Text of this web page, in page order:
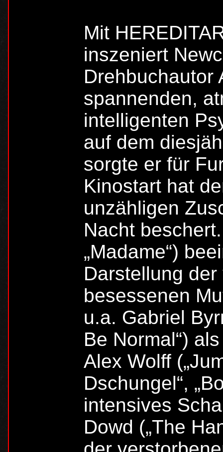
Mit
inszeniert
Drehbuchautor
spannenden,
intelligenten
auf dem
sorgte er für
Kinostart hat
unzähligen
Nacht
„Madame“)
Darstellung
besessenen
u.a. Gabriel
Be Normal“)
Alex Wolff
Dschungel“,
intensives
Dowd („The